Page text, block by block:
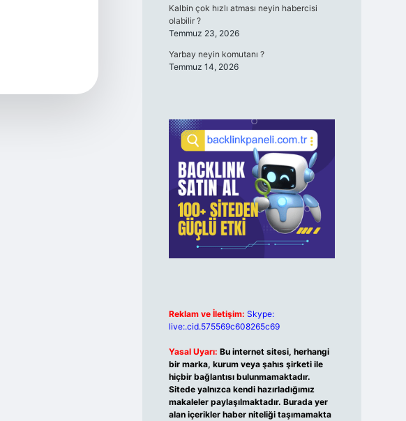
Kalbin çok hızlı atması neyin habercisi
olabilir ?
Temmuz 23, 2026
Yarbay neyin komutanı ?
Temmuz 14, 2026
Reklam ve İletişim: Skype:
live:.cid.575569c608265c69
Yasal Uyarı: Bu internet sitesi, herhangi
bir marka, kurum veya şahıs şirketi ile
hiçbir bağlantısı bulunmamaktadır.
Sitede yalnızca kendi hazırladığımız
makaleler paylaşılmaktadır. Burada yer
alan içerikler haber niteliği taşımamakta